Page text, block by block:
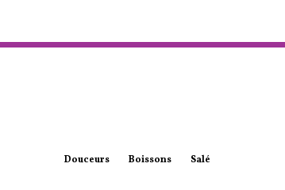
Douceurs Boissons Salé